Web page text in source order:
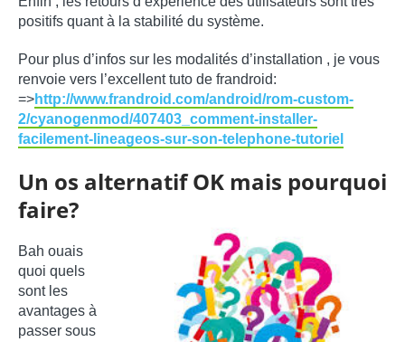
positifs quant à la stabilité du système.
Pour plus d’infos sur les modalités d’installation , je vous
renvoie vers l’excellent tuto de frandroid:
=>http://www.frandroid.com/android/rom-custom-
2/cyanogenmod/407403_comment-installer-
facilement-lineageos-sur-son-telephone-tutoriel
Un os alternatif OK mais pourquoi
faire?
Bah ouais
quoi quels
sont les
avantages à
passer sous